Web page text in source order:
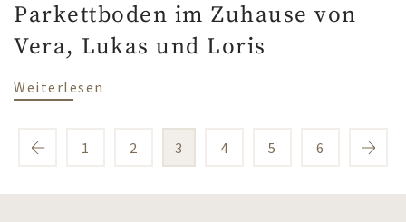
Parkettboden im Zuhause von
Vera, Lukas und Loris
Weiterlesen
1 2 3 4 5 6